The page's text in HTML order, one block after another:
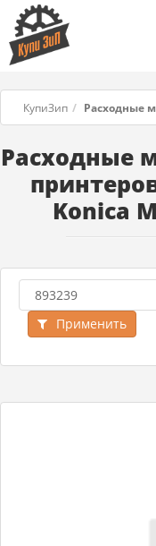
КупиЗип Расходные
Расходные
Konica
Применить